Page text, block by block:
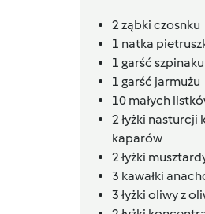
2ząbki czosnku
1 natka
1 garść szpinaku
1 garść jarmużu
10 małych
2łyżki nasturcji
kaparów
2łyżki
3 kawałki
3 łyżki oliwy z